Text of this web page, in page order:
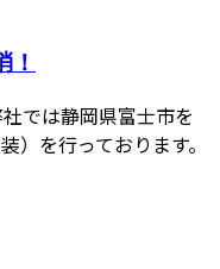
！
では静岡県富士市を
）を行っております。